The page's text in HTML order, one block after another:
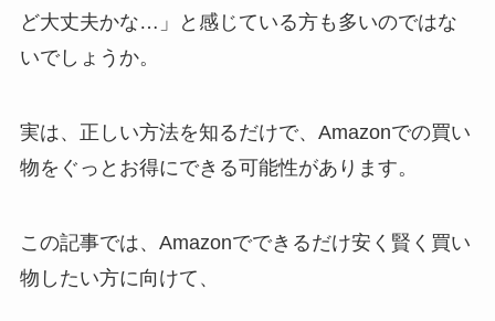
ど大丈夫かな…」と感じている方も多いのではな
いでしょうか。
実は、正しい方法を知るだけで、Amazonでの買い
物をぐっとお得にできる可能性があります。
この記事では、Amazonでできるだけ安く賢く買い
物したい方に向けて、